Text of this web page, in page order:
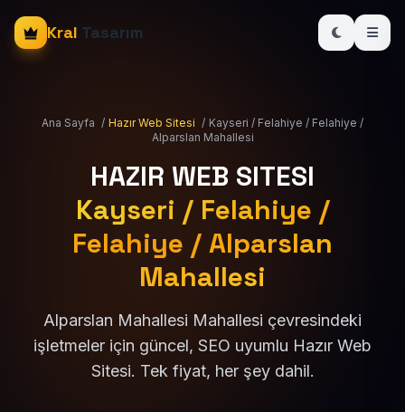
Kral Tasarım
Ana Sayfa / Hazır Web Sitesi / Kayseri / Felahiye / Felahiye /
Alparslan Mahallesi
HAZIR WEB SITESI
Kayseri / Felahiye /
Felahiye / Alparslan
Mahallesi
Alparslan Mahallesi Mahallesi çevresindeki
işletmeler için güncel, SEO uyumlu Hazır Web
Sitesi. Tek fiyat, her şey dahil.